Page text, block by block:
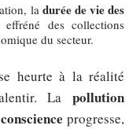
la durée de vie des
des collections
du secteur.
heurte à la réalité
La pollution
progresse,